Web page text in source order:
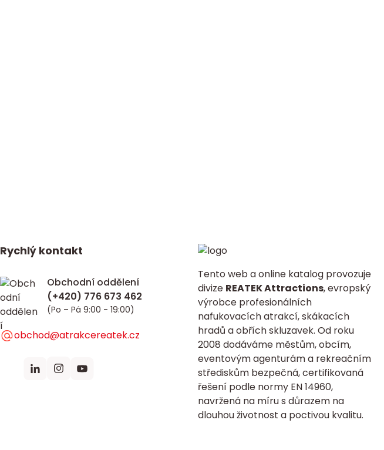
Tento web a online katalog provozuje
divize REATEK Attractions, evropský
výrobce profesionálních
nafukovacích atrakcí, skákacích
hradů a obřích skluzavek. Od roku
2008 dodáváme městům, obcím,
eventovým agenturám a rekreačním
střediskům bezpečná, certifikovaná
řešení podle normy EN 14960,
navržená na míru s důrazem na
dlouhou životnost a poctivou kvalitu.
Rychlý kontakt
Obchodní oddělení
(Po – Pá 9:00 - 19:00)
obchod@atrakcereatek.cz